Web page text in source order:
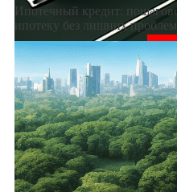
Ипотечный кредит:
ипотеку без лишних проблем